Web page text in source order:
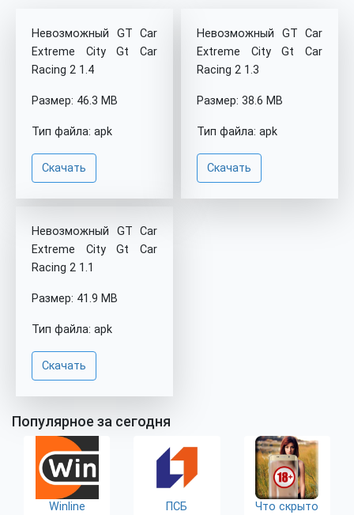
Невозможный GT Car
Extreme City Gt Car
Racing 2 1.4
Размер: 46.3 MB
Тип файла: apk
Скачать
Невозможный GT Car
Extreme City Gt Car
Racing 2 1.3
Размер: 38.6 MB
Тип файла: apk
Скачать
Невозможный GT Car
Extreme City Gt Car
Racing 2 1.1
Размер: 41.9 MB
Тип файла: apk
Скачать
Популярное за сегодня
Winline ПСБ
Что скрыто